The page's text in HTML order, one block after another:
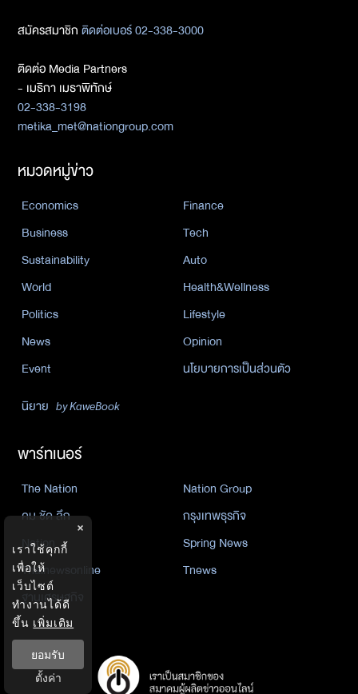
สมัครสมาชิกติดต่อเบอร์ 02-338-3000
ติดต่อ Media Partners
- เมธิกา เมธาพิทักษ์
02-338-3198
metika_met@nationgroup.com
หมวดหมู่ข่าว
Economics
Finance
Business
Tech
Sustainability
Auto
World
Health&Wellness
Politics
Lifestyle
News
Opinion
Event
นโยบายการเป็นส่วนตัว
นิยาย by KaweBook
พาร์ทเนอร์
The Nation
Nation Group
คม ชัด ลึก
กรุงเทพธุรกิจ
Nation
Spring News
Thainewsonline
Tnews
ฐานเศรษฐกิจ
×
เราใช้คุกกี้
เพื่อให้
เว็บไซต์
ทำงานได้ดี
ขึ้น เพิ่มเติม
ยอมรับ
ตั้งค่า